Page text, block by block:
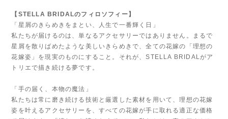
【STELLA BRIDALのフィロソフィー】
「星屑のきらめきをまとい、人生で一番輝く日」
私たちが届けるのは、単なるアクセサリーではありません。まるで
星屑を散りばめたような美しいきらめきで、全ての花嫁の「理想の
花嫁姿」を現実のものにすること。それが、STELLA BRIDALがア
トリエで描き続ける夢です。
「手の届く、本物の魔法」
私たちは常に磨き続ける技術と厳選した素材を用いて、理想の花嫁
姿を叶えるアクセサリーを、すべての花嫁が手に取れる適正な価格